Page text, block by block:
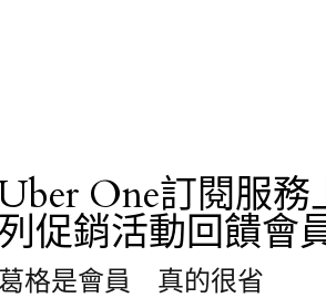
One訂閱服務
列促銷活動回饋會
葛格是會員　真的很省